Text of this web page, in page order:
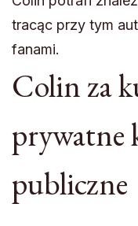
tracąc przy tym
fanami.
Colin za
prywatne
publiczne